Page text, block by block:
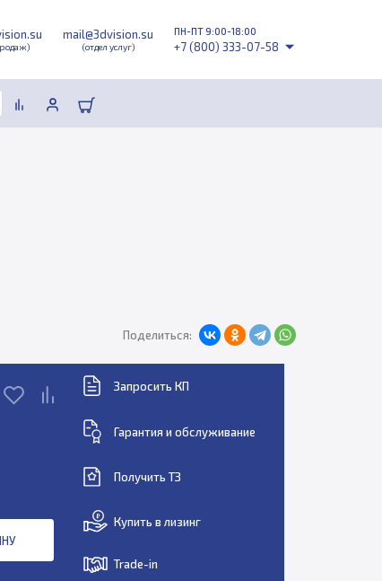
mail@3dvision.su
(отдел услуг)
ПН-ПТ 9:00-18:00
+7 (800) 333-07-58
Поделиться:
Запросить КП
Гарантия и обслуживание
Получить ТЗ
Купить в лизинг
Trade-in